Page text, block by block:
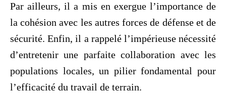
Par ailleurs, il a mis en exergue l’importance de
la cohésion avec les autres forces de défense et de
sécurité. Enfin, il a rappelé l’impérieuse nécessité
d’entretenir une parfaite collaboration avec les
populations locales, un pilier fondamental pour
l’efficacité du travail de terrain.